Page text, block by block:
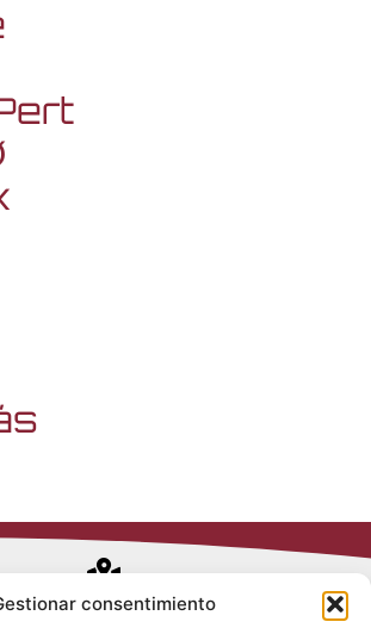
consentimiento
Avenida de